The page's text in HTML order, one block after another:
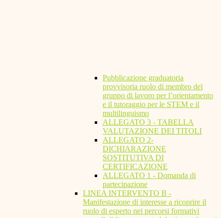
Pubblicazione graduatoria
provvisoria ruolo di membro del
gruppo di lavoro per l’orientamento
e il tutoraggio per le STEM e il
multilinguismo
ALLEGATO 3 - TABELLA
VALUTAZIONE DEI TITOLI
ALLEGATO 2-
DICHIARAZIONE
SOSTITUTIVA DI
CERTIFICAZIONE
ALLEGATO 1 - Domanda di
partecipazione
LINEA INTERVENTO B -
Manifestazione di interesse a ricoprire il
ruolo di esperto nei percorsi formativi